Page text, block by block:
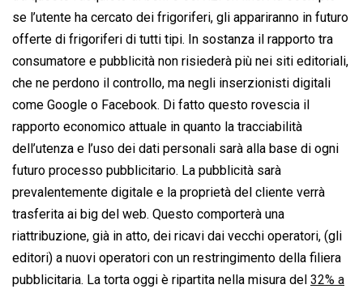
se l’utente ha cercato dei frigoriferi, gli appariranno in futuro
offerte di frigoriferi di tutti tipi. In sostanza il rapporto tra
consumatore e pubblicità non risiederà più nei siti editoriali,
che ne perdono il controllo, ma negli inserzionisti digitali
come Google o Facebook. Di fatto questo rovescia il
rapporto economico attuale in quanto la tracciabilità
dell’utenza e l’uso dei dati personali sarà alla base di ogni
futuro processo pubblicitario. La pubblicità sarà
prevalentemente digitale e la proprietà del cliente verrà
trasferita ai big del web. Questo comporterà una
riattribuzione, già in atto, dei ricavi dai vecchi operatori, (gli
editori) a nuovi operatori con un restringimento della filiera
pubblicitaria. La torta oggi è ripartita nella misura del 32% a